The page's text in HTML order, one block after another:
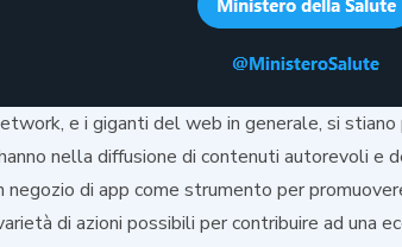
e i giganti del web in generale, si
nella diffusione di contenuti autorevoli e
negozio di app come strumento per
di azioni possibili per contribuire ad una